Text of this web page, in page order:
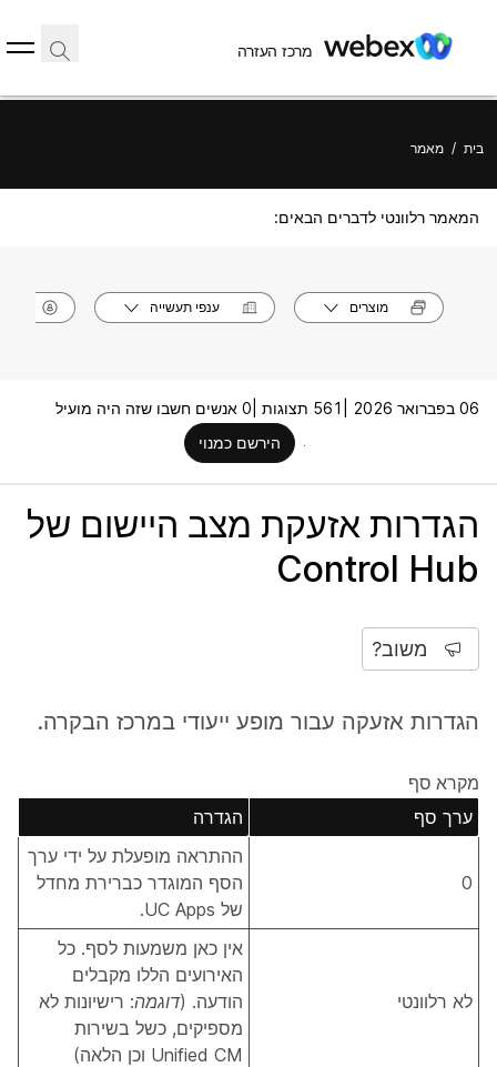
מרכז העזרה
בית / מאמר
המאמר רלוונטי לדברים הבאים:
מוצרים ענפי תעשייה
06 בפברואר 2026 | 561 תצוגות |
0 אנשים חשבו שזה היה מועיל
הירשם כמנוי
הגדרות אזעקת מצב היישום של
Control Hub
משוב?
הגדרות אזעקה עבור מופע ייעודי במרכז הבקרה.
מקרא סף
ערך סף
הגדרה
0
ההתראה מופעלת על ידי ערך
הסף המוגדר כברירת מחדל
של UC Apps.
לא רלוונטי
אין כאן משמעות לסף. כל
האירועים הללו מקבלים
הודעה. (דוגמה: רישיונות לא
מספיקים, כשל בשירות
Unified CM וכן הלאה)